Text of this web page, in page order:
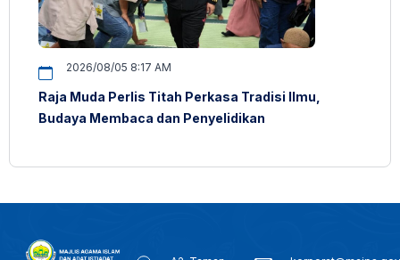
2026/08/05 8:17 AM
Raja Muda Perlis Titah Perkasa Tradisi Ilmu,
Budaya Membaca dan Penyelidikan